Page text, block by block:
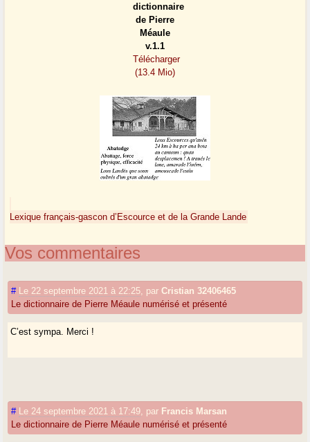
dictionnaire
de Pierre
Méaule
v.1.1
Télécharger
(13.4 Mio)
Lexique français-gascon d’Escource et de la Grande Lande
Vos commentaires
# Le 22 septembre 2021 à 22:25 parCristian 32406465
Le dictionnaire de Pierre Méaule numérisé et présenté
C’est sympa. Merci !
# Le 24 septembre 2021 à 17:49 par Francis Marsan
Le dictionnaire de Pierre Méaule numérisé et présenté